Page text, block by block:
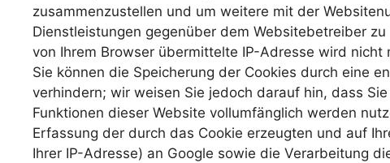
zusammenzustellen und um weitere mit der
Dienstleistungen gegenüber dem Websitebetreiber
von Ihrem Browser übermittelte IP-Adresse wird
Sie können die Speicherung der Cookies durch eine
verhindern; wir weisen Sie jedoch darauf hin, dass
Funktionen dieser Website vollumfänglich werden
Erfassung der durch das Cookie erzeugten und auf
Ihrer IP-Adresse) an Google sowie die Verarbeitung